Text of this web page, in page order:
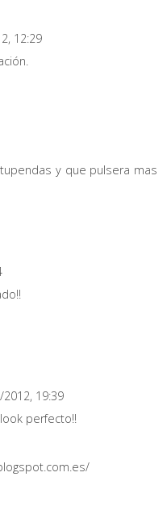
12:29
y que pulsera mas
19:39
perfecto!!